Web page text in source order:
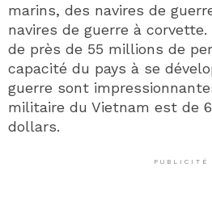
marins, des navires de
navires de guerre à
de près de 55 millions de
capacité du pays à se
guerre sont
militaire du Vietnam est de
dollars.
PUBLICITÉ